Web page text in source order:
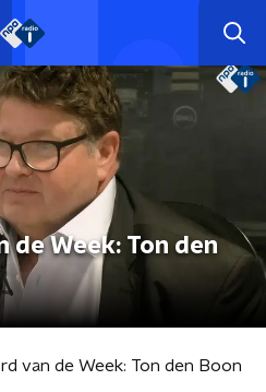
de Week: Ton den
van de Week: Ton den Boon